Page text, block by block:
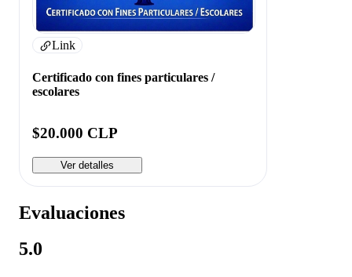
Link
Certificado con fines particulares /
escolares
$20.000 CLP
Ver detalles
Evaluaciones
5.0